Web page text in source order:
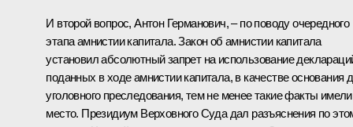
И второй вопрос, Антон Германович, – по поводу очередного
этапа амнистии капитала. Закон об амнистии капитала
установил абсолютный запрет на использование
поданных в ходе амнистии капитала, в качестве основания
уголовного преследования, тем не менее такие факты имели
место. Президиум Верховного Суда дал разъяснения по